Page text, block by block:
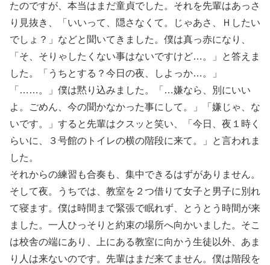
たのですが、本当はまだ童貞でした。それを先輩はあっさ
り見抜き、「いいって、隠さなくて。じゃあさ、Ｈしたい
でしょ？」などと聞いてきました。僕は真っ赤になり、
「そ、そりゃしたくない事はないですけど…。」と答えま
した。「うちとする？今日の夜、しよっか…。」
「……。」僕は黙り込みました。「…嫌なら、別にいい
よ。ごめん、今の聞かなかった事にして。」「嫌じゃ、な
いです。」すると先輩はクスッと笑い、「今日、夜１時く
らいに、３号館のトイレの横の階段に来て。」と言われま
した。
それからの練習も合奏も、集中できるはずがありません。
そして夜。うちでは、教室を２つ借りて女子と男子に別れ
て寝ます。僕は時間まで緊張で眠れず、とうとう時間が来
ました。一人ひっそりと約束の場所へ向かいました。そこ
は校舎の端にあり、上にある教室に向かう生徒以外、あま
り人は来ないのです。先輩はまだ来てません。僕は階段を